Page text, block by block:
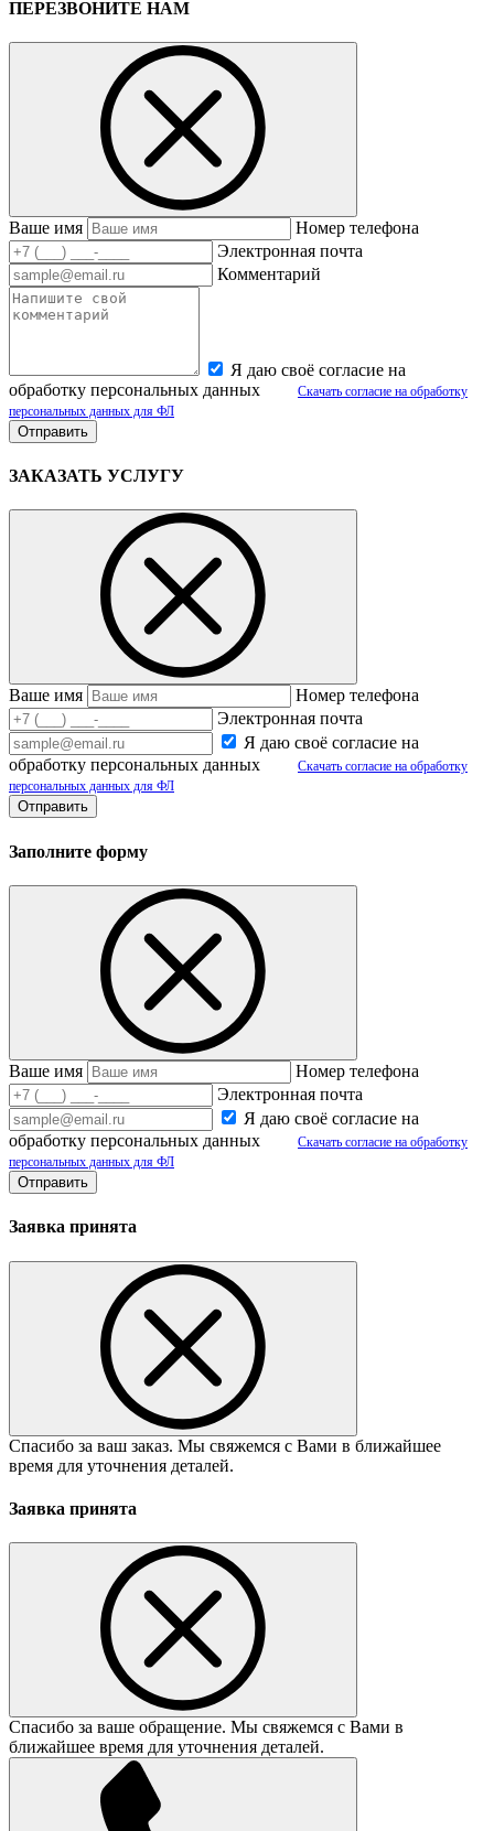
ПЕРЕЗВОНИТЕ НАМ
Ваше имя
Номер телефона
Электронная почта
Комментарий
Я даю своё согласие на
обработку персональных данных
Скачать согласие на обработку
персональных данных для ФЛ
ЗАКАЗАТЬ УСЛУГУ
Ваше имя
Номер телефона
Электронная почта
Я даю своё согласие на
обработку персональных данных
Скачать согласие на обработку
персональных данных для ФЛ
Заполните форму
Ваше имя
Номер телефона
Электронная почта
Я даю своё согласие на
обработку персональных данных
Скачать согласие на обработку
персональных данных для ФЛ
Заявка принята
Спасибо за ваш заказ. Мы свяжемся с Вами в ближайшее
время для уточнения деталей.
Заявка принята
Спасибо за ваше обращение. Мы свяжемся с Вами в
ближайшее время для уточнения деталей.